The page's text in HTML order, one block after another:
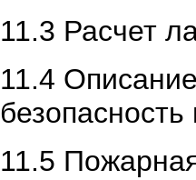
11.3 Расчет
11.4
11.5